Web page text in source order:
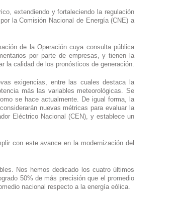
extendiendo y fortaleciendo la regulación
la Comisión Nacional de Energía (CNE) a
de la Operación cuya consulta pública
por parte de empresas, y tienen la
exigencias, entre las cuales destaca la
más las variables meteorológicas. Se
se hace actualmente. De igual forma, la
nuevas métricas para evaluar la
Eléctrico Nacional (CEN), y establece un
con este avance en la modernización del
Nos hemos dedicado los cuatro últimos
50% de más precisión que el promedio
nacional respecto a la energía eólica.